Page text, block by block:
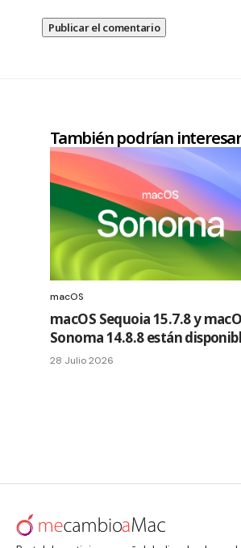
También podrían
macOS
macOS Sequoia 15.7.8 y
Sonoma 14.8.8 están
28 Julio 2026